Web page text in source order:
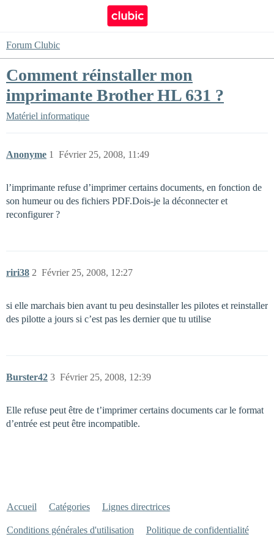
Forum Clubic
Comment réinstaller mon
imprimante Brother HL 631 ?
Matériel informatique
Anonyme Février 25, 2008, 11:49
1
l’imprimante refuse d’imprimer certains documents, en fonction de
son humeur ou des fichiers PDF.Dois-je la déconnecter et
reconfigurer ?
riri38 Février 25, 2008, 12:27
2
si elle marchais bien avant tu peu desinstaller les pilotes et reinstaller
des pilotte a jours si c’est pas les dernier que tu utilise
Burster42 Février 25, 2008, 12:39
3
Elle refuse peut être de t’imprimer certains documents car le format
d’entrée est peut être incompatible.
Accueil Catégories Lignes directrices
Conditions générales d'utilisation Politique de confidentialité